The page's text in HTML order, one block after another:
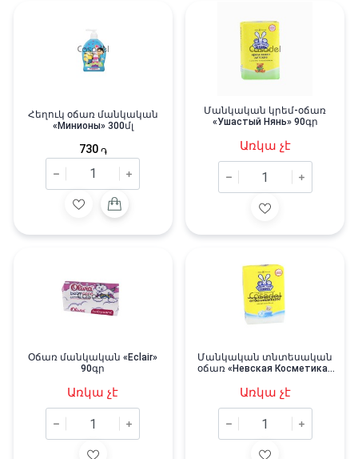
Հեղուկ օճառ մանկական
«Минионы» 300մլ
730 ֏
Մանկական կրեմ-օճառ
«Ушастый Нянь» 90գր
Առկա չէ
Օճառ մանկական «Eclair»
90գր
Առկա չէ
Մանկական տնտեսական
օճառ «Невская Косметика»
Առկա չէ